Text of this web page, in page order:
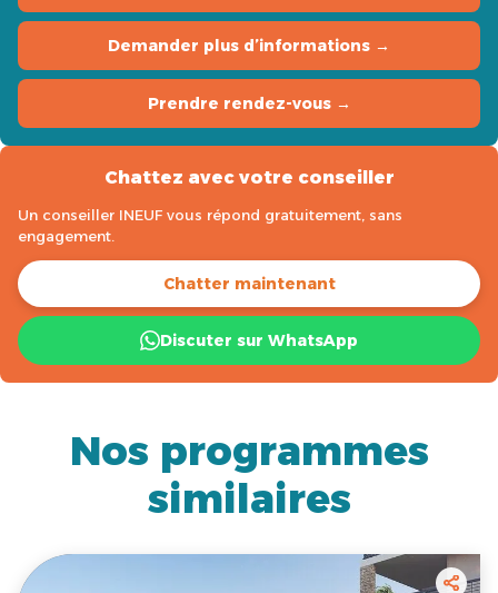
Demander plus d’informations →
Prendre rendez-vous →
Chattez avec votre conseiller
Un conseiller INEUF vous répond gratuitement, sans
engagement.
Chatter maintenant
Discuter sur WhatsApp
Nos programmes
similaires